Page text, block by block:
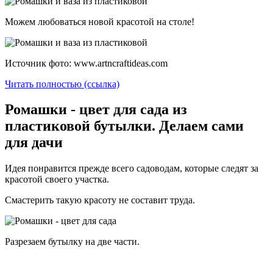
Можем любоваться новой красотой на столе!
Источник фото: www.artncraftideas.com
Читать полностью (ссылка)
Ромашки - цвет для сада из
пластиковой бутылки. Делаем сами
для дачи
Идея понравится прежде всего садоводам, которые следят за
красотой своего участка.
Смастерить такую красоту не составит труда.
Разрезаем бутылку на две части.